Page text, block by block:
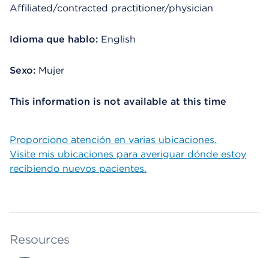
Affiliated/contracted practitioner/physician
Idioma que hablo: English
Sexo: Mujer
This information is not available at this time
Proporciono atención en varias ubicaciones.
Visite mis ubicaciones para averiguar dónde estoy
recibiendo nuevos pacientes.
Resources